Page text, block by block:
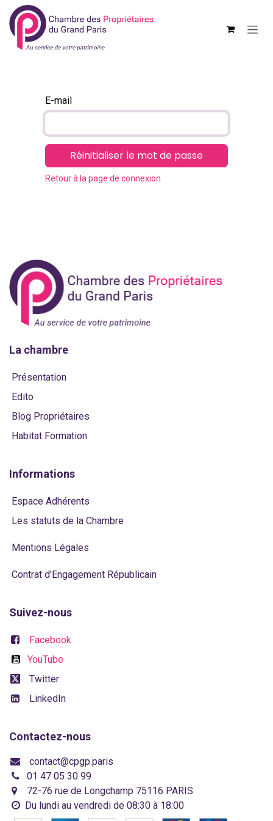
Se rendre au contenu
E-mail
Réinitialiser le mot de passe
Retour à la page de connexion
La chambre
Présentation
Edito
Blog Propriétaires
Habitat Formation
Informations
Espace Adhérents
Les statuts de la Chambre
Mentions Légales
Contrat d'Engagement Républicain
Suivez-nous
Facebook
YouTube
Twitter
LinkedIn
Contactez-nous
contact@cpgp.paris
01 47 05 30 99
72-76 rue de Longchamp 75116 PARIS
Du lundi au vendredi de 08:30 à 18:00